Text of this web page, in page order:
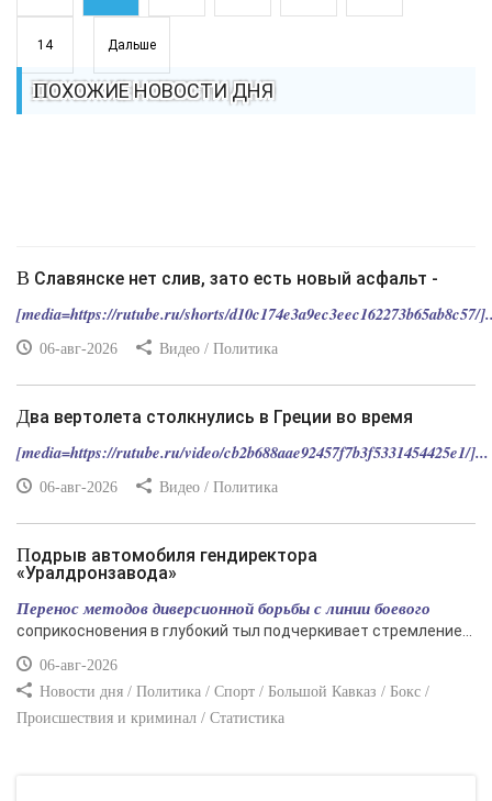
14 Дальше
ПОХОЖИЕ НОВОСТИ ДНЯ
В Славянске нет слив, зато есть новый асфальт -
[media=https://rutube.ru/shorts/d10c174e3a9ec3eec162273b65ab8c57/
06-авг-2026 Видео / Политика
Два вертолета столкнулись в Греции во время
[media=https://rutube.ru/video/cb2b688aae92457f7b3f5331454425e1/]...
06-авг-2026 Видео / Политика
Подрыв автомобиля гендиректора
«Уралдронзавода»
Перенос методов диверсионной борьбы с линии боевого
соприкосновения в глубокий тыл подчеркивает стремление...
06-авг-2026
Новости дня / Политика / Спорт / Большой Кавказ / Бокс /
Происшествия и криминал / Статистика